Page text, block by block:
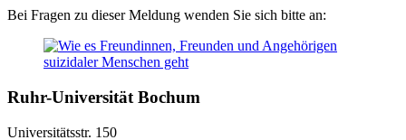
Bei Fragen zu dieser Meldung wenden Sie sich bitte an:
Ruhr-Universität Bochum
Universitätsstr. 150